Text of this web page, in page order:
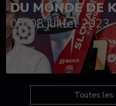
DU MONDE DE
05-08 juillet 2023
Toutes les